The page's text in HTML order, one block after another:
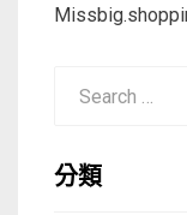
分類